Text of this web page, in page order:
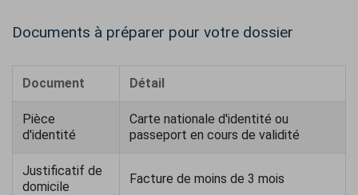
Documents à préparer pour votre dossier
Document Détail
Pièce
d'identité
Carte nationale d'identité ou
passeport en cours de validité
Justificatif de
domicile
Facture de moins de 3 mois